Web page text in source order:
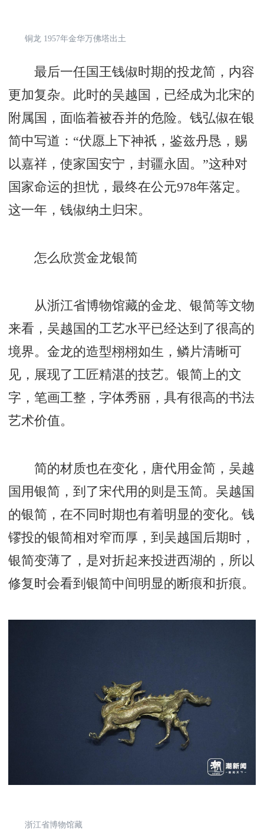
铜龙 1957年金华万佛塔出土
最后一任国王钱俶时期的投龙简，内容
更加复杂。此时的吴越国，已经成为北宋的
附属国，面临着被吞并的危险。钱弘俶在银
简中写道：“伏愿上下神祇，鉴兹丹恳，赐
以嘉祥，使家国安宁，封疆永固。”这种对
国家命运的担忧，最终在公元978年落定。
这一年，钱俶纳土归宋。
怎么欣赏金龙银简
从浙江省博物馆藏的金龙、银简等文物
来看，吴越国的工艺水平已经达到了很高的
境界。金龙的造型栩栩如生，鳞片清晰可
见，展现了工匠精湛的技艺。银简上的文
字，笔画工整，字体秀丽，具有很高的书法
艺术价值。
简的材质也在变化，唐代用金简，吴越
国用银简，到了宋代用的则是玉简。吴越国
的银简，在不同时期也有着明显的变化。钱
镠投的银简相对窄而厚，到吴越国后期时，
银简变薄了，是对折起来投进西湖的，所以
修复时会看到银简中间明显的断痕和折痕。
浙江省博物馆藏